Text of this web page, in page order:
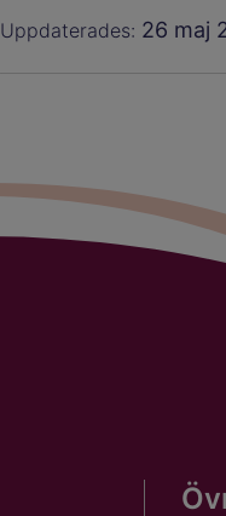
Uppdaterades: 26 maj